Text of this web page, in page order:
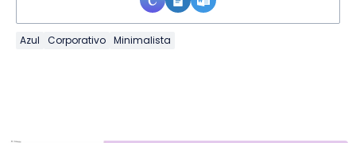
Azul Corporativo Minimalista